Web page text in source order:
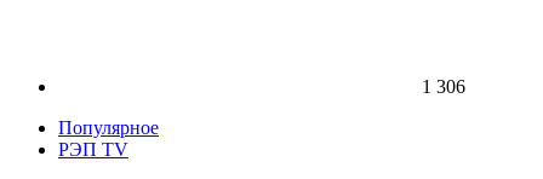
1 306
Популярное
РЭП TV